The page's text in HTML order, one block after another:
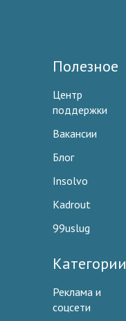
Полезное
Центр
поддержки
Вакансии
Блог
Insolvo
Kadrout
99uslug
Категории
Реклама и
соцсети